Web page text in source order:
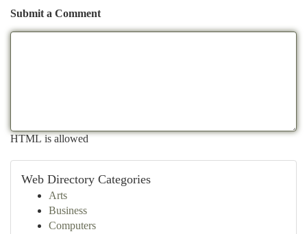
Submit a Comment
HTML is allowed
Web Directory Categories
Arts
Business
Computers